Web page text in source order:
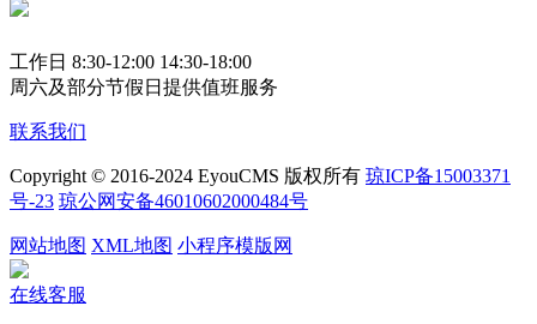
工作日 8:30-12:00 14:30-18:00
周六及部分节假日提供值班服务
联系我们
Copyright © 2016-2024 EyouCMS 版权所有 琼ICP备15003371
号-23 琼公网安备46010602000484号
网站地图 XML地图 小程序模版网
在线客服